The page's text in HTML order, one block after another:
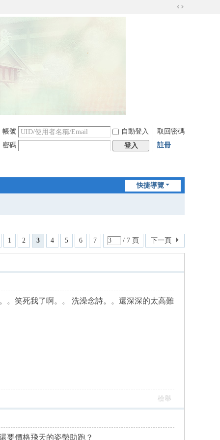
切
帳號 自動登入
取回密碼
密碼
登入 註冊
快捷導覽
1 2 3 4 5 6 7 / 7 頁 下一頁
。笑死我了啊。。 洗澡念詩。。還深深的太高難
檢舉
要價格飛天的姿勢助跑？